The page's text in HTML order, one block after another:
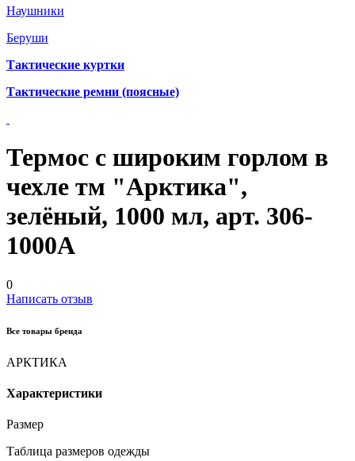
Наушники
Беруши
Тактические куртки
Тактические ремни (поясные)
Термос с широким горлом в
чехле тм "Арктика",
зелёный, 1000 мл, арт. 306-
1000А
0
Написать отзыв
Все товары бренда
АРКТИКА
Характеристики
Размер
Таблица размеров одежды